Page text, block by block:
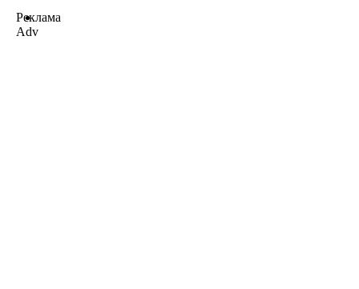
Реклама
Adv